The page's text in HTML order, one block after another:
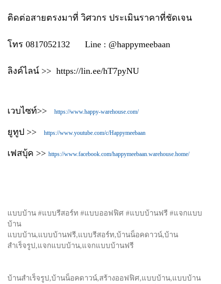
ติดต่อสายตรงมาที่ วิศวกร ประเมินราคาที่ชัดเจน
โทร 0817052132 Line : @happymeebaan
ลิงค์ไลน์ >> https://lin.ee/hT7pyNU
เวบไซท์>> https://www.happy-warehouse.com/
ยูทูป >> https://www.youtube.com/c/Happymeebaan
เฟสบุ้ค >> https://www.facebook.com/happymeebaan.warehouse.home/
แบบบ้าน #แบบรีสอร์ท #แบบออฟฟิศ #แบบบ้านฟรี #แจกแบบ
บ้าน
แบบบ้าน,แบบบ้านฟรี,แบบรีสอร์ท,บ้านน็อคดาวน์,บ้าน
สำเร็จรูป,แจกแบบบ้าน,แจกแบบบ้านฟรี
บ้านสำเร็จรูป,บ้านน็อคดาวน์,สร้างออฟฟิศ,แบบบ้าน,แบบบ้าน